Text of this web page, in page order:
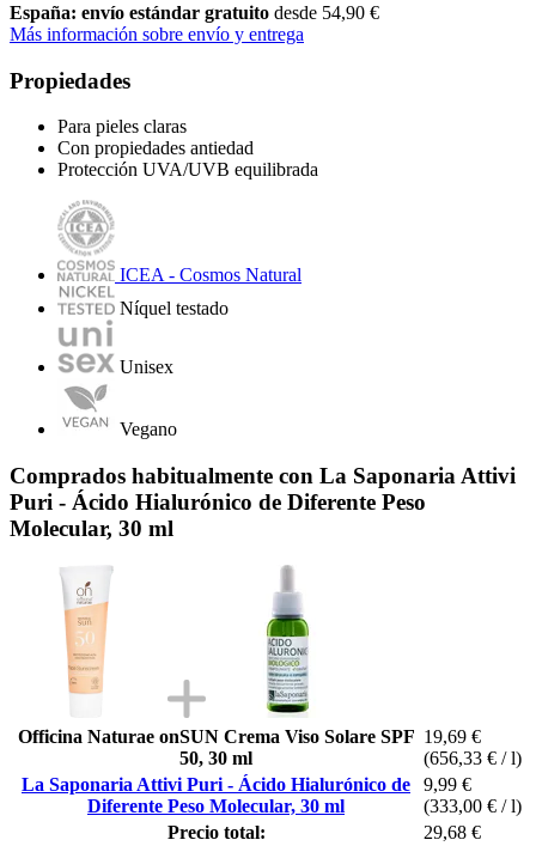
España: envío estándar gratuito desde 54,90 €
Más información sobre envío y entrega
Propiedades
Para pieles claras
Con propiedades antiedad
Protección UVA/UVB equilibrada
ICEA - Cosmos Natural
Níquel testado
Unisex
Vegano
Comprados habitualmente con La Saponaria Attivi
Puri - Ácido Hialurónico de Diferente Peso
Molecular, 30 ml
Officina Naturae onSUN Crema Viso Solare SPF
50, 30 ml
19,69 €
(656,33 € / l)
La Saponaria Attivi Puri - Ácido Hialurónico de
Diferente Peso Molecular, 30 ml
9,99 €
(333,00 € / l)
Precio total:
29,68 €